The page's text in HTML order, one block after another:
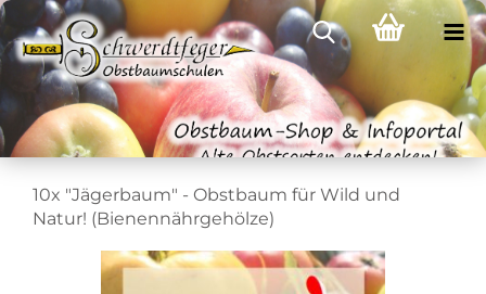
10x "Jägerbaum" - Obstbaum für Wild und
Natur! (Bienennährgehölze)